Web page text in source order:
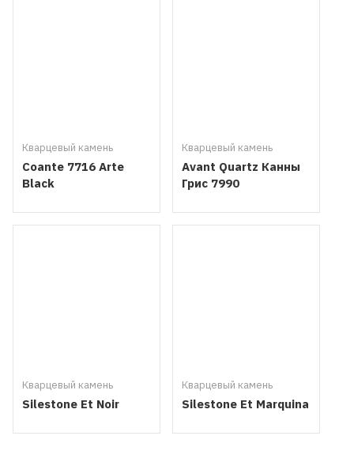
Кварцевый камень
Coante 7716 Arte
Black
Кварцевый камень
Avant Quartz Канны
Грис 7990
Кварцевый камень
Silestone Et Noir
Кварцевый камень
Silestone Et Marquina